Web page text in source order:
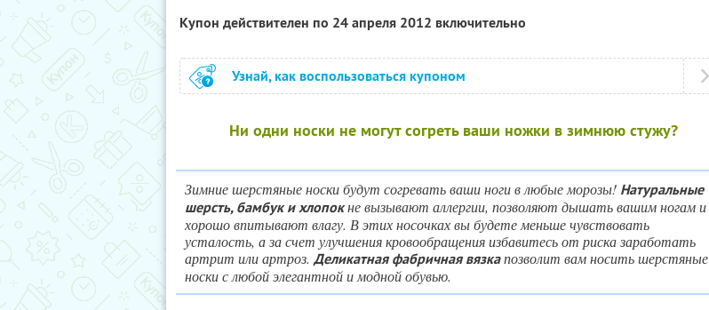
Купон действителен по 24 апреля 2012 включительно
Узнай, как воспользоваться купоном
Ни одни носки не могут согреть ваши ножки в зимнюю стужу?
Зимние шерстяные носки будут согревать ваши ноги в любые морозы! Натуральные
шерсть, бамбук и хлопокне вызывают аллергии, позволяют дышать вашим ногам и
хорошо впитывают влагу. В этих носочках вы будете меньше чувствовать
усталость, а за счет улучшения кровообращения избавитесь от риска заработать
артрит или артроз. Деликатная фабричная вязкапозволит вам носить шерстяные
носки с любой элегантной и модной обувью.